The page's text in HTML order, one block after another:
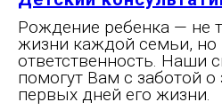
Рождение ребенка — не
жизни каждой семьи, но
ответственность. Наши
помогут Вам с заботой
первых дней его жизни.